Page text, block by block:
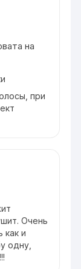
на
при
Очень
как и
одну,